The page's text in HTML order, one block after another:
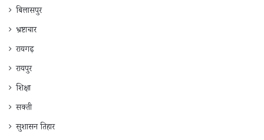
बिलासपुर
भ्रष्टाचार
रायगढ़
रायपुर
शिक्षा
सक्ती
सुशासन तिहार